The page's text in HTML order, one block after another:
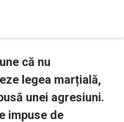
că nu
legea marțială,
unei agresiuni.
impuse de